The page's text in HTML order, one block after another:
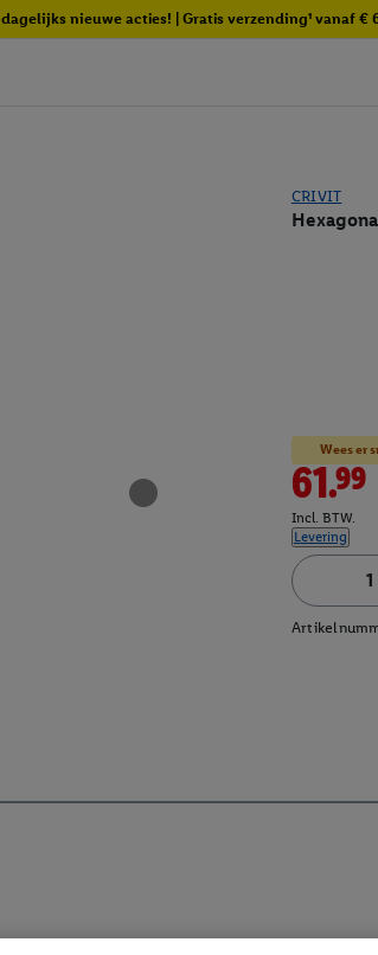
nieuwe acties! | Gratis verzending¹ vanaf €
CRIVIT
Wees er
61.99
Incl. BTW.
Levering